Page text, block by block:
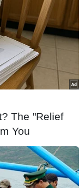
vong tại Nga
The "Relief
You